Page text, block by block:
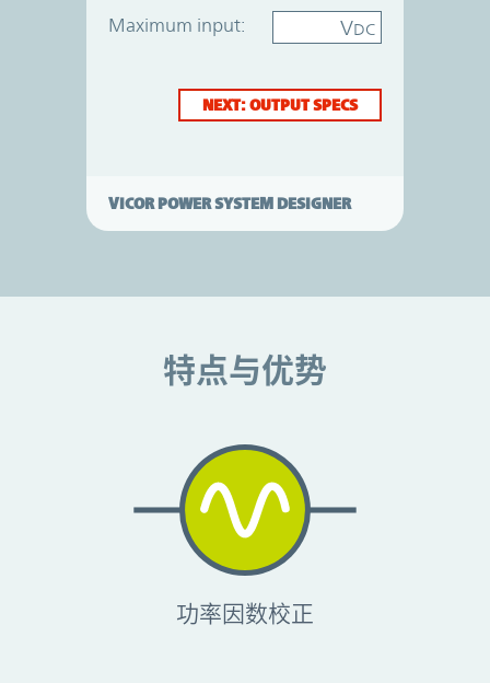
Maximum input: VDC
NEXT: OUTPUT SPECS
VICOR POWER SYSTEM DESIGNER
特点与优势
功率因数校正